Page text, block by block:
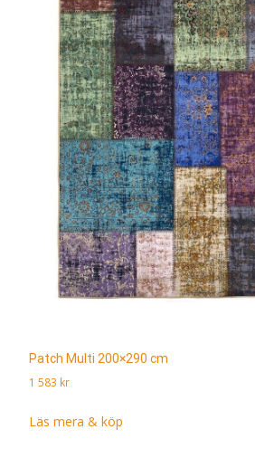
Patch Multi 200×290 cm
1 583 kr
Läs mera & köp